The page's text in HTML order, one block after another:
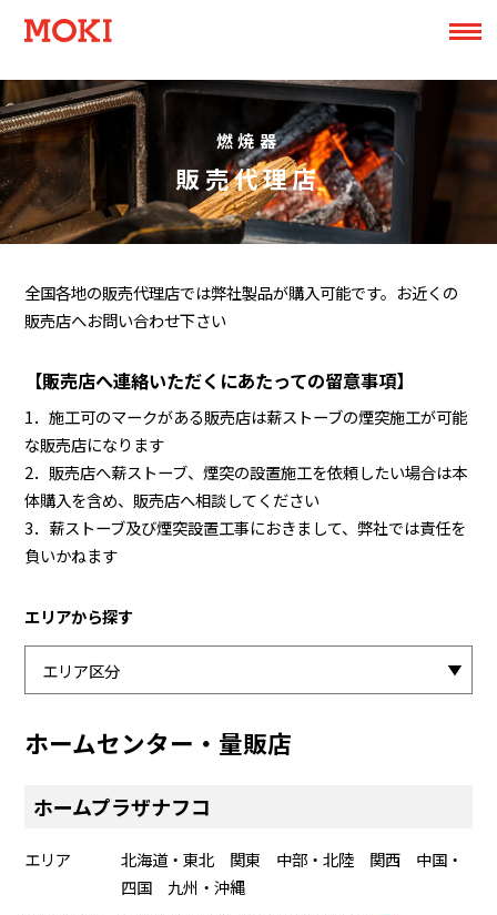
燃焼器
販売代理店
全国各地の販売代理店では弊社製品が購入可能です。お近くの
販売店へお問い合わせ下さい
【販売店へ連絡いただくにあたっての留意事項】
1．施工可のマークがある販売店は薪ストーブの煙突施工が可能
な販売店になります
2．販売店へ薪ストーブ、煙突の設置施工を依頼したい場合は本
体購入を含め、販売店へ相談してください
3．薪ストーブ及び煙突設置工事におきまして、弊社では責任を
負いかねます
エリアから探す
ホームセンター・量販店
ホームプラザナフコ
エリア
北海道・東北 関東 中部・北陸 関西 中国・
四国 九州・沖縄